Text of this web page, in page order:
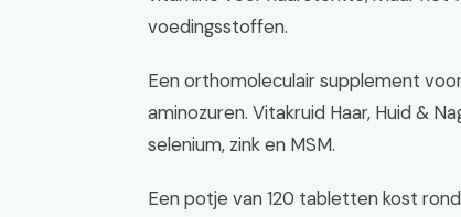
voedingsstoffen.
Een orthomoleculair supplement
aminozuren. Vitakruid Haar, Huid &
selenium, zink en MSM.
Een potje van 120 tabletten kost